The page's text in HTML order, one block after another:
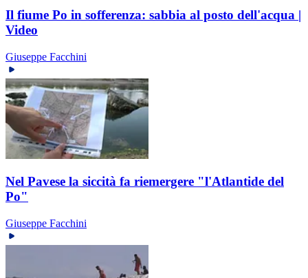
Il fiume Po in sofferenza: sabbia al posto dell'acqua |
Video
Giuseppe Facchini
Nel Pavese la siccità fa riemergere "l'Atlantide del
Po"
Giuseppe Facchini